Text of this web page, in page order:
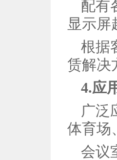
配有
显示屏
根据
赁解决
4.应
广泛
体育场
会议